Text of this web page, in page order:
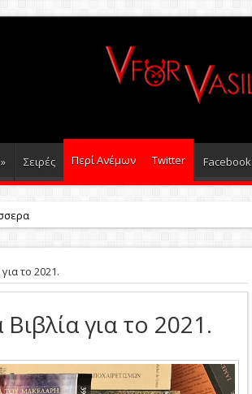
» Σειρές Περί Ανέμων Τwitter Facebook
βιβλία για το 2024
το 2021.
για το 2021.